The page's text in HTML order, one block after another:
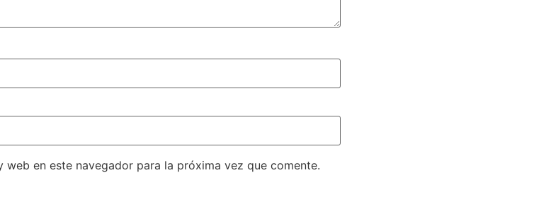
en este navegador para la próxima vez que comente.